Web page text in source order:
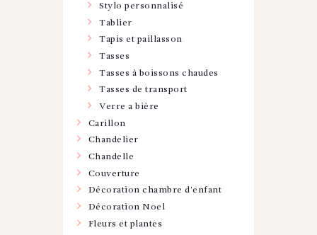
Stylo personnalisé
Tablier
Tapis et paillasson
Tasses
Tasses à boissons chaudes
Tasses de transport
Verre a bière
Carillon
Chandelier
Chandelle
Couverture
Décoration chambre d'enfant
Décoration Noel
Fleurs et plantes